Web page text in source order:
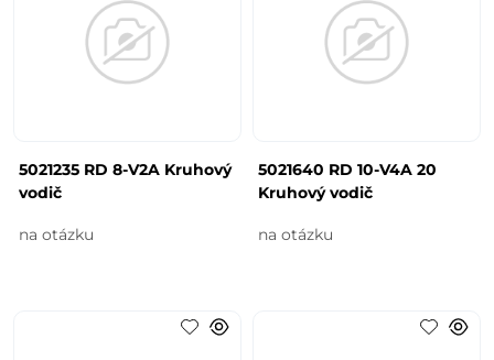
5021235 RD 8-V2A Kruhový
vodič
na otázku
5021640 RD 10-V4A 20
Kruhový vodič
na otázku